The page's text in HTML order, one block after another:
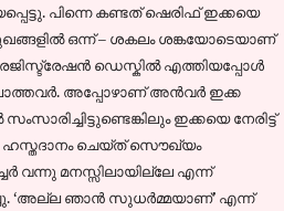
പിന്നെ കണ്ടത് ഷെരിഫ് ഇക്കയെ
ഒന്ന് – ശകലം ശങ്കയോടെയാണ്
ഡെസ്കില്‍ എത്തിയപ്പോള്‍
അപ്പോഴാണ്‌ അന്‍വര്‍ ഇക്ക
ഇക്കയെ നേരിട്ട്
ചെയ്ത് സൌഖ്യം
വന്നു മനസ്സിലായില്ലേ എന്ന്
‘അല്ല ഞാന്‍ സുധര്‍മ്മയാണ്’ എന്ന്‍